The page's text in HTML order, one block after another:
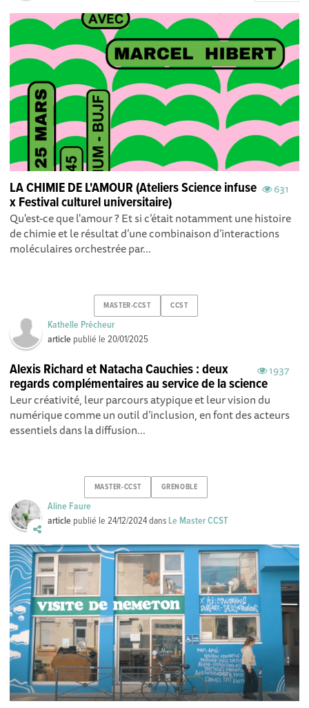
631
LA CHIMIE DE L'AMOUR (Ateliers Science infuse
x Festival culturel universitaire)
Qu'est-ce que l'amour ? Et si c’était notamment une histoire
de chimie et le résultat d’une combinaison d’interactions
moléculaires orchestrée par...
MASTER-CCST CCST
Kathelle Prêcheur
article publié le20/01/2025
1937
Alexis Richard et Natacha Cauchies : deux
regards complémentaires au service de la science
Leur créativité, leur parcours atypique et leur vision du
numérique comme un outil d’inclusion, en font des acteurs
essentiels dans la diffusion...
MASTER-CCST GRENOBLE
Aline Faure
article publié le24/12/2024dans Le Master CCST